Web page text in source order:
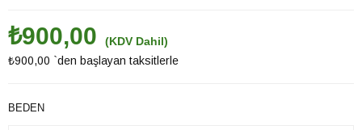
₺900,00
(KDV Dahil)
₺900,00 `den başlayan taksitlerle
BEDEN